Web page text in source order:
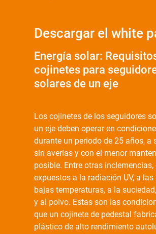
Descargar el white
Energía solar:
cojinetes para
solares de un eje
Los cojinetes de los seguidores
un eje deben operar en
durante un periodo de 25 años, a
sin averías y con el menor
posible. Entre otras inclemencias,
expuestos a la radiación UV, a
bajas temperaturas, a la
y al polvo. Estas son las
que un cojinete de pedestal
plástico de alto rendimiento